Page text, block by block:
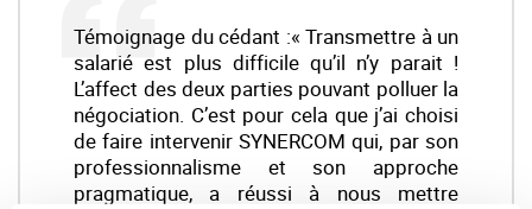
Témoignage du cédant :« Transmettre à un
salarié est plus difficile qu’il n’y parait !
L’affect des deux parties pouvant polluer la
négociation. C’est pour cela que j’ai choisi
de faire intervenir SYNERCOM qui, par son
professionnalisme et son approche
pragmatique, a réussi à nous mettre